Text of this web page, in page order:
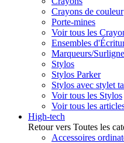
Crayons de couleur
Porte-mines
Voir tous les
Ensembles
Marqueurs/
Stylos
Stylos Parker
Stylos avec stylet
Voir tous les Stylos
Voir tous les
High-tech
Retour vers Toutes les
Accessoires